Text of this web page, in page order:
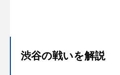
渋谷の戦いを解説